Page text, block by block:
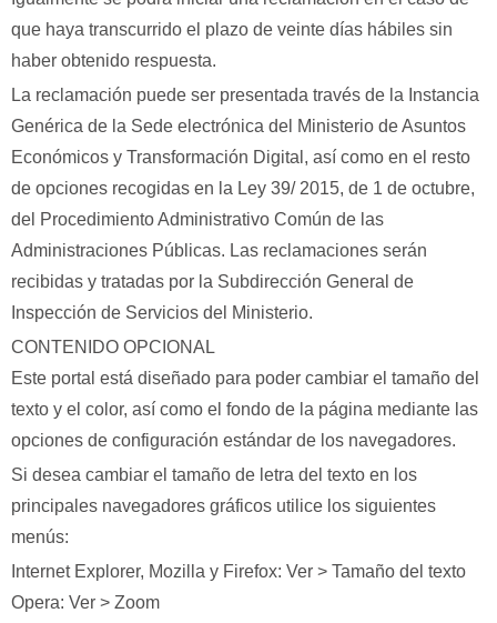
que haya transcurrido el plazo de veinte días hábiles sin
haber obtenido respuesta.
La reclamación puede ser presentada través de la Instancia
Genérica de la Sede electrónica del Ministerio de Asuntos
Económicos y Transformación Digital, así como en el resto
de opciones recogidas en la Ley 39/ 2015, de 1 de octubre,
del Procedimiento Administrativo Común de las
Administraciones Públicas. Las reclamaciones serán
recibidas y tratadas por la Subdirección General de
Inspección de Servicios del Ministerio.
CONTENIDO OPCIONAL
Este portal está diseñado para poder cambiar el tamaño del
texto y el color, así como el fondo de la página mediante las
opciones de configuración estándar de los navegadores.
Si desea cambiar el tamaño de letra del texto en los
principales navegadores gráficos utilice los siguientes
menús:
Internet Explorer, Mozilla y Firefox: Ver > Tamaño del texto
Opera: Ver > Zoom